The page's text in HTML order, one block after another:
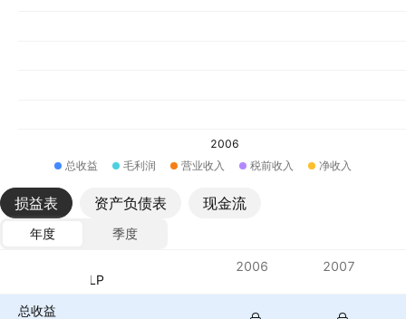
2006
总收益
毛利润 营业收入 税前收入 净收入
损益表 资产负债表 现金流
年度
季度
货币：CLP
2006 2007
总收益